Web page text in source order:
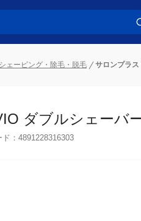
シェービング・除毛・脱毛 サロンプラス
ダブルシェーバー
： 4891228316303